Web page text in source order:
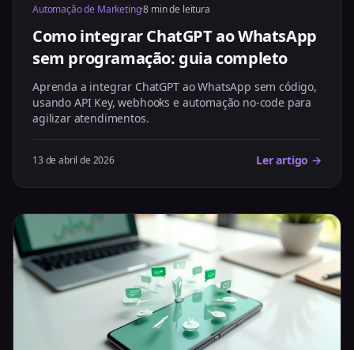
Automação de Marketing·8 min de leitura
Como integrar ChatGPT ao WhatsApp
sem programação: guia completo
Aprenda a integrar ChatGPT ao WhatsApp sem código,
usando API Key, webhooks e automação no-code para
agilizar atendimentos.
13 de abril de 2026 Ler artigo →